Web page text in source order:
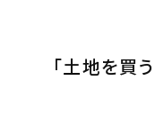
「土地を買